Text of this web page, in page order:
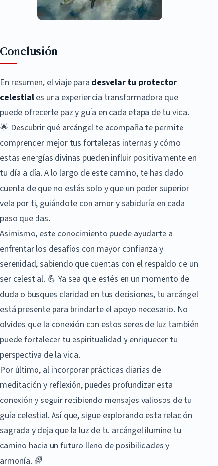
Conclusión
En resumen, el viaje para desvelar tu protector
celestial es una experiencia transformadora que
puede ofrecerte paz y guía en cada etapa de tu vida.
🌟 Descubrir qué arcángel te acompaña te permite
comprender mejor tus fortalezas internas y cómo
estas energías divinas pueden influir positivamente en
tu día a día. A lo largo de este camino, te has dado
cuenta de que no estás solo y que un poder superior
vela por ti, guiándote con amor y sabiduría en cada
paso que das.
Asimismo, este conocimiento puede ayudarte a
enfrentar los desafíos con mayor confianza y
serenidad, sabiendo que cuentas con el respaldo de un
ser celestial. 💪 Ya sea que estés en un momento de
duda o busques claridad en tus decisiones, tu arcángel
está presente para brindarte el apoyo necesario. No
olvides que la conexión con estos seres de luz también
puede fortalecer tu espiritualidad y enriquecer tu
perspectiva de la vida.
Por último, al incorporar prácticas diarias de
meditación y reflexión, puedes profundizar esta
conexión y seguir recibiendo mensajes valiosos de tu
guía celestial. Así que, sigue explorando esta relación
sagrada y deja que la luz de tu arcángel ilumine tu
camino hacia un futuro lleno de posibilidades y
armonía. 🌈